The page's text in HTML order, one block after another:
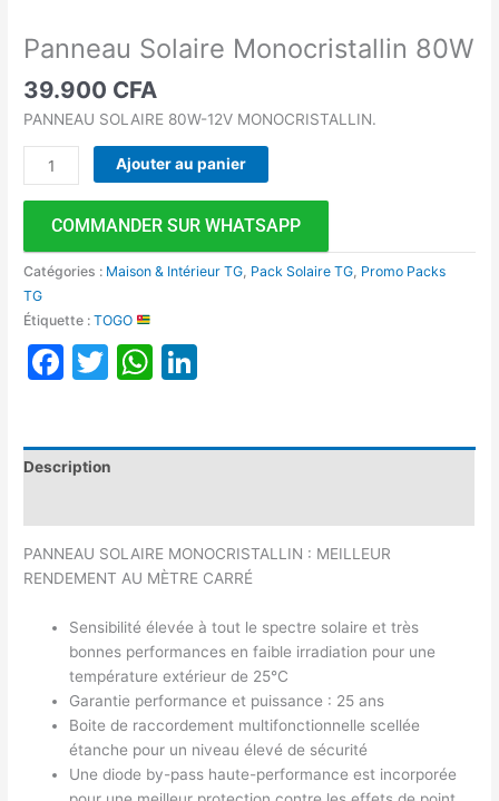
Panneau Solaire Monocristallin 80W
39.900 CFA
PANNEAU SOLAIRE 80W-12V MONOCRISTALLIN.
Ajouter au panier
COMMANDER SUR WHATSAPP
Catégories : Maison & Intérieur TG, Pack Solaire TG, Promo Packs
TG
Étiquette :TOGO
Facebook
TwitterWhatsApp
Description
PANNEAU SOLAIRE MONOCRISTALLIN : MEILLEUR
RENDEMENT AU MÈTRE CARRÉ
Sensibilité élevée à tout le spectre solaire et très
bonnes performances en faible irradiation pour une
température extérieur de 25°C
Garantie performance et puissance : 25 ans
Boite de raccordement multifonctionnelle scellée
étanche pour un niveau élevé de sécurité
Une diode by-pass haute-performance est incorporée